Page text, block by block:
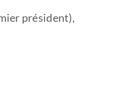
président),